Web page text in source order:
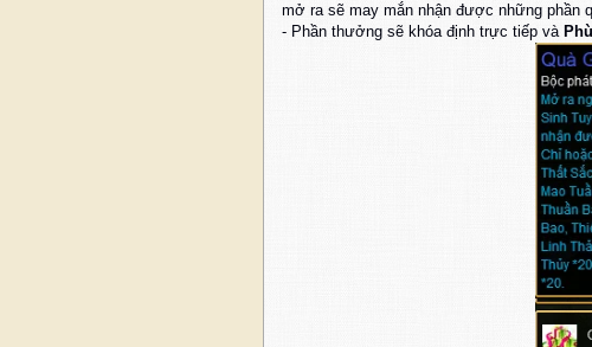
mở ra sẽ may mắn nhận được những phần
- Phần thưởng sẽ khóa định trực tiếp và